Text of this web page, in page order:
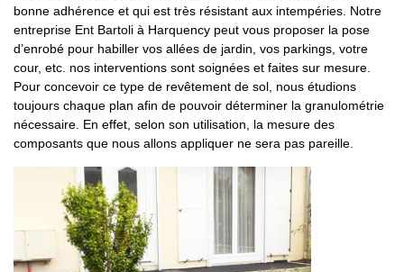
bonne adhérence et qui est très résistant aux intempéries. Notre
entreprise Ent Bartoli à Harquency peut vous proposer la pose
d’enrobé pour habiller vos allées de jardin, vos parkings, votre
cour, etc. nos interventions sont soignées et faites sur mesure.
Pour concevoir ce type de revêtement de sol, nous étudions
toujours chaque plan afin de pouvoir déterminer la granulométrie
nécessaire. En effet, selon son utilisation, la mesure des
composants que nous allons appliquer ne sera pas pareille.